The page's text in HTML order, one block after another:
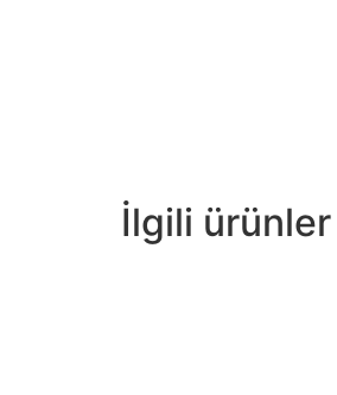
İlgili ürünler